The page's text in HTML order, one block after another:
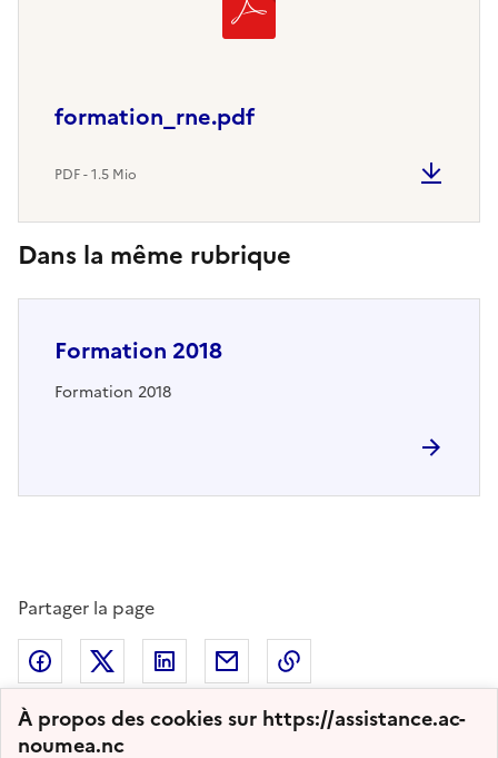
À propos des cookies sur https://assistance.ac-
noumea.nc
formation_rne.pdf
PDF - 1.5 Mio
Dans la même rubrique
Formation 2018
Formation 2018
Partager la page
Partager sur Facebook
Partager sur Twitter
Partager sur LinkedIn
Partager par email